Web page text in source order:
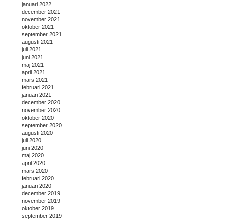
januari 2022
december 2021
november 2021
oktober 2021
september 2021
augusti 2021
juli 2021
juni 2021
maj 2021
april 2021
mars 2021
februari 2021
januari 2021
december 2020
november 2020
oktober 2020
september 2020
augusti 2020
juli 2020
juni 2020
maj 2020
april 2020
mars 2020
februari 2020
januari 2020
december 2019
november 2019
oktober 2019
september 2019